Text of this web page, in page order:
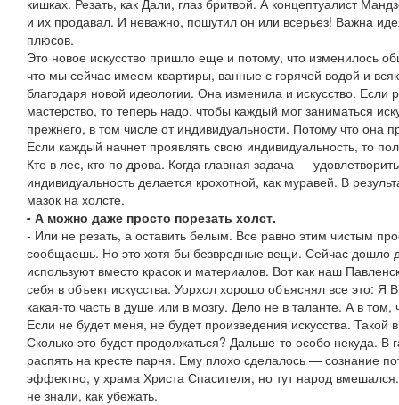
кишках. Резать, как Дали, глаз бритвой. А концептуалист
и их продавал. И неважно, пошутил он или всерьез! Важна
плюсов.
Это новое искусство пришло еще и потому, что изменилось
что мы сейчас имеем квартиры, ванные с горячей водой и
благодаря новой идеологии. Она изменила и искусство.
мастерство, то теперь надо, чтобы каждый мог заниматься
прежнего, в том числе от индивидуальности. Потому что она
Если каждый начнет проявлять свою индивидуальность, то
Кто в лес, кто по дрова. Когда главная задача —
индивидуальность делается крохотной, как муравей. В
мазок на холсте.
- А можно даже просто порезать холст.
- Или не резать, а оставить белым. Все равно этим чистым
сообщаешь. Но это хотя бы безвредные вещи. Сейчас дошло
используют вместо красок и материалов. Вот как наш
себя в объект искусства. Уорхол хорошо объяснял все это: Я
какая-то часть в душе или в мозгу. Дело не в таланте. А в
Если не будет меня, не будет произведения искусства. Такой
Сколько это будет продолжаться? Дальше-то особо некуда. В
распять на кресте парня. Ему плохо сделалось — сознание
эффектно, у храма Христа Спасителя, но тут народ
не знали, как убежать.